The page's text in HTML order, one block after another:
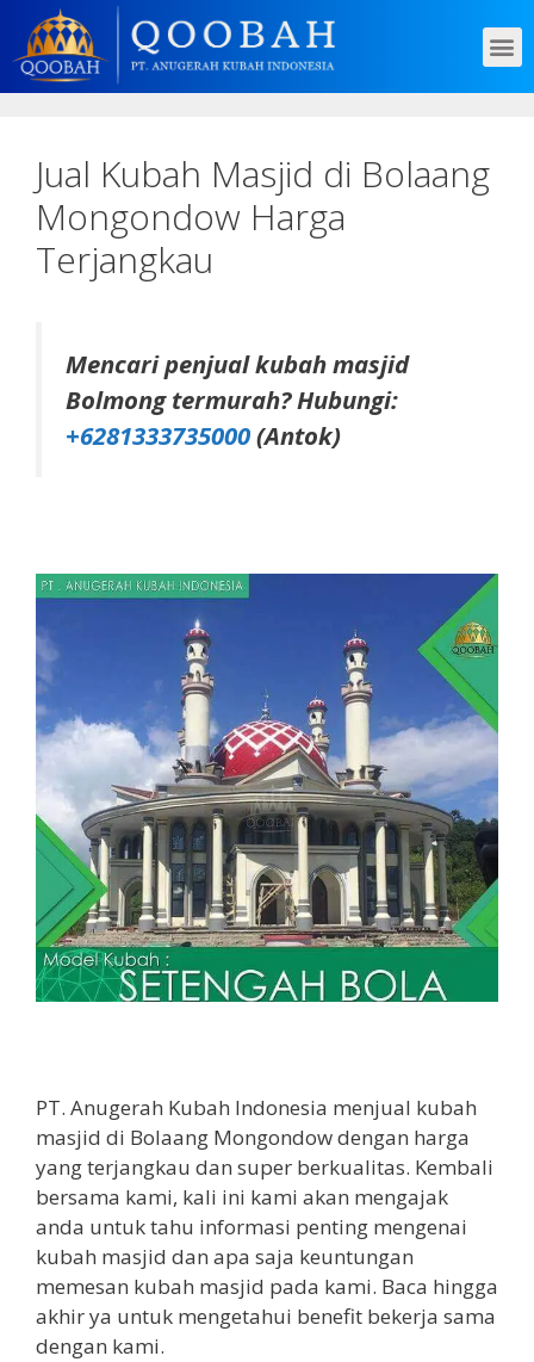
Jual Kubah Masjid di Bolaang
Mongondow Harga
Terjangkau
Mencari penjual kubah masjid
Bolmong termurah? Hubungi:
+6281333735000(Antok)
PT. Anugerah Kubah Indonesia menjual kubah
masjid di Bolaang Mongondow dengan harga
yang terjangkau dan super berkualitas. Kembali
bersama kami, kali ini kami akan mengajak
anda untuk tahu informasi penting mengenai
kubah masjid dan apa saja keuntungan
memesan kubah masjid pada kami. Baca hingga
akhir ya untuk mengetahui benefit bekerja sama
dengan kami.